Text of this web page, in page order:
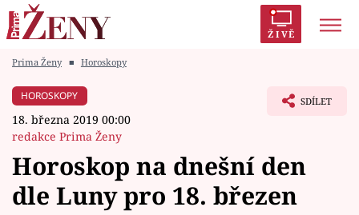
ŽIVĚ
Módní alarm
Témata
Prima Ženy ■ Horoskopy
HOROSKOPY
18. března 2019 00:00
redakce Prima Ženy
SDÍLET
Horoskop na dnešní den
dle Luny pro 18. březen